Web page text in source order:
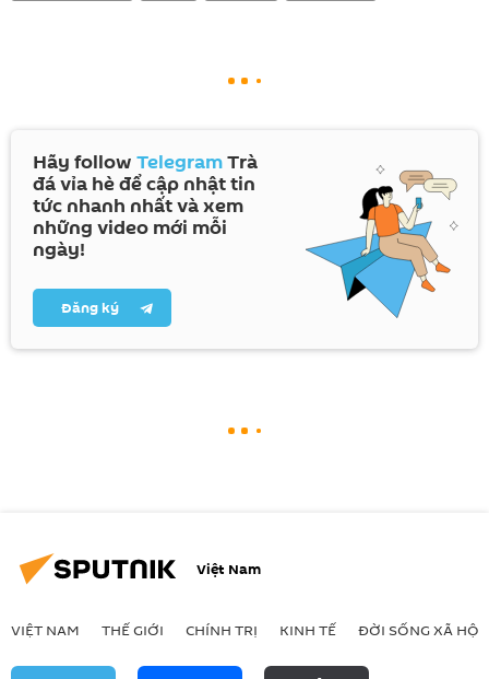
Hãy follow TelegramTrà
đá vỉa hè để cập nhật tin
tức nhanh nhất và xem
những video mới mỗi
ngày!
Đăng ký
Việt Nam
VIỆT NAM THẾ GIỚI CHÍNH TRỊ KINH TẾ ĐỜI SỐNG XÃ HỘI